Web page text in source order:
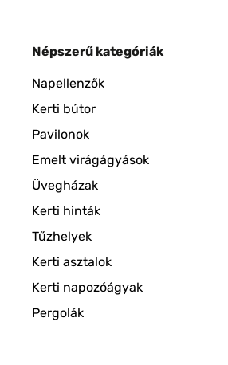
Népszerű kategóriák
Napellenzők
Kerti bútor
Pavilonok
Emelt virágágyások
Üvegházak
Kerti hinták
Tűzhelyek
Kerti asztalok
Kerti napozóágyak
Pergolák